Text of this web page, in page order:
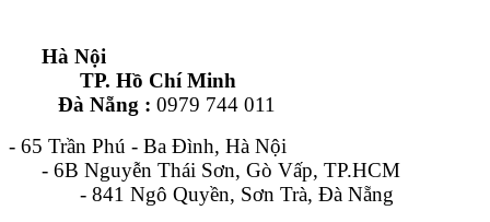
Hà Nội
TP. Hồ Chí Minh
Đà Nẵng : 0979 744 011
- 65 Trần Phú - Ba Đình, Hà Nội
- 6B Nguyễn Thái Sơn, Gò Vấp, TP.HCM
- 841 Ngô Quyền, Sơn Trà, Đà Nẵng